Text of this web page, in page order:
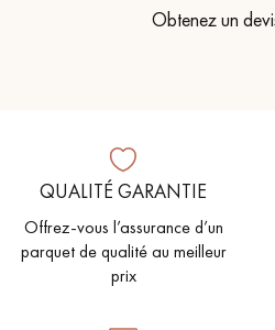
Obtenez un
QUALITÉ GARANTIE
Offrez-vous l’assurance d’un
parquet de qualité au meilleur
prix